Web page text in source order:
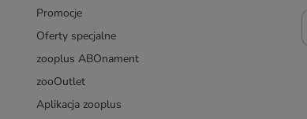
Promocje
Oferty specjalne
zooplus ABOnament
zooOutlet
Aplikacja zooplus